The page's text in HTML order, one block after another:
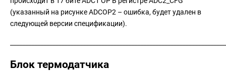
(указанный на рисунке ADCOP2 – ошибка, будет удален в
следующей версии спецификации).
Блок термодатчика